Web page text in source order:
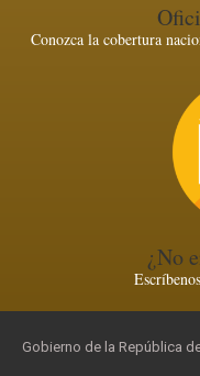
Conozca la cobertura
¿No
Gobierno de la República